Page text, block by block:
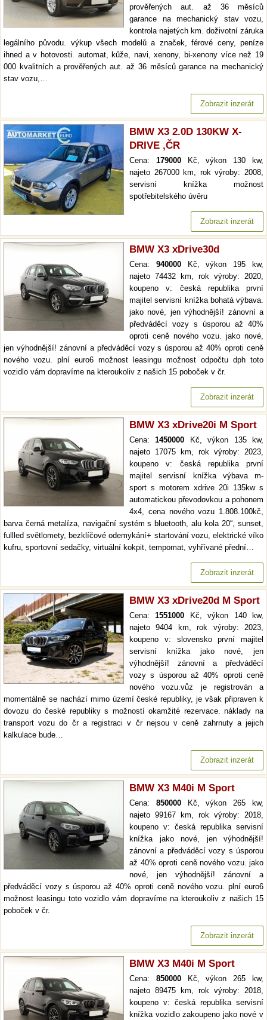
prověřených aut. až 36 měsíců
garance na mechanický stav vozu,
kontrola najetých km. doživotní záruka
legálního původu. výkup všech modelů a značek, férové ceny, peníze
ihned a v hotovosti. automat, kůže, navi, xenony, bi-xenony více než 19
000 kvalitních a prověřených aut. až 36 měsíců garance na mechanický
stav vozu,…
Zobrazit inzerát
BMW X3 2.0D 130KW X-
DRIVE ,ČR
Cena: 179000Kč, výkon 130 kw,
najeto 267000 km, rok výroby: 2008,
servisní knížka možnost
spotřebitelského úvěru
Zobrazit inzerát
BMW X3 xDrive30d
Cena: 940000Kč, výkon 195 kw,
najeto 74432 km, rok výroby: 2020,
koupeno v: česká republika první
majitel servisní knížka bohatá výbava.
jako nové, jen výhodnější! zánovní a
předváděcí vozy s úsporou až 40%
oproti ceně nového vozu. jako nové,
jen výhodnější! zánovní a předváděcí vozy s úsporou až 40% oproti ceně
nového vozu. plní euro6 možnost leasingu možnost odpočtu dph toto
vozidlo vám dopravíme na kteroukoliv z našich 15 poboček v čr.
Zobrazit inzerát
BMW X3 xDrive20i M Sport
Cena:1450000 Kč, výkon 135 kw,
najeto 17075 km, rok výroby: 2023,
koupeno v: česká republika první
majitel servisní knížka výbava m-
sport s motorem xdrive 20i 135kw s
automatickou převodovkou a pohonem
4x4, cena nového vozu 1.808.100kč,
barva černá metalíza, navigační systém s bluetooth, alu kola 20“, sunset,
fullled světlomety, bezklíčové odemykání+ startování vozu, elektrické víko
kufru, sportovní sedačky, virtuální kokpit, tempomat, vyhřívané přední…
Zobrazit inzerát
BMW X3 xDrive20d M Sport
Cena:1551000 Kč, výkon 140 kw,
najeto 9404 km, rok výroby: 2023,
koupeno v: slovensko první majitel
servisní knížka jako nové, jen
výhodnější! zánovní a předváděcí
vozy s úsporou až 40% oproti ceně
nového vozu.vůz je registrován a
momentálně se nachází mimo území české republiky, je však připraven k
dovozu do české republiky s možností okamžité rezervace. náklady na
transport vozu do čr a registraci v čr nejsou v ceně zahrnuty a jejich
kalkulace bude…
Zobrazit inzerát
BMW X3 M40i M Sport
Cena: 850000Kč, výkon 265 kw,
najeto 99167 km, rok výroby: 2018,
koupeno v: česká republika servisní
knížka jako nové, jen výhodnější!
zánovní a předváděcí vozy s úsporou
až 40% oproti ceně nového vozu. jako
nové, jen výhodnější! zánovní a
předváděcí vozy s úsporou až 40% oproti ceně nového vozu. plní euro6
možnost leasingu toto vozidlo vám dopravíme na kteroukoliv z našich 15
poboček v čr.
Zobrazit inzerát
BMW X3 M40i M Sport
Cena: 850000Kč, výkon 265 kw,
najeto 89475 km, rok výroby: 2018,
koupeno v: česká republika servisní
knížka vozidlo zakoupeno jako nové v